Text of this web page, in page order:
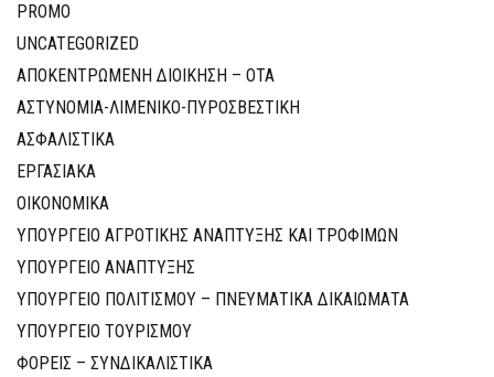
PROMO
UNCATEGORIZED
ΑΠΟΚΕΝΤΡΩΜΕΝΗ ΔΙΟΙΚΗΣΗ – ΟΤΑ
ΑΣΤΥΝΟΜΙΑ-ΛΙΜΕΝΙΚΟ-ΠΥΡΟΣΒΕΣΤΙΚΗ
ΑΣΦΑΛΙΣΤΙΚΑ
ΕΡΓΑΣΙΑΚΑ
ΟΙΚΟΝΟΜΙΚΑ
ΥΠΟΥΡΓΕΙΟ ΑΓΡΟΤΙΚΗΣ ΑΝΑΠΤΥΞΗΣ ΚΑΙ ΤΡΟΦΙΜΩΝ
ΥΠΟΥΡΓΕΙΟ ΑΝΑΠΤΥΞΗΣ
ΥΠΟΥΡΓΕΙΟ ΠΟΛΙΤΙΣΜΟΥ – ΠΝΕΥΜΑΤΙΚΑ ΔΙΚΑΙΩΜΑΤΑ
ΥΠΟΥΡΓΕΙΟ ΤΟΥΡΙΣΜΟΥ
ΦΟΡΕΙΣ – ΣΥΝΔΙΚΑΛΙΣΤΙΚΑ